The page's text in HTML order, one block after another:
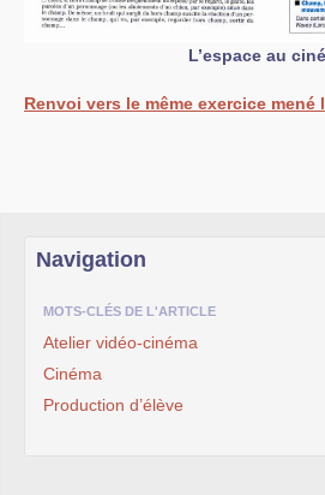
L’espace au
Renvoi vers le même exercice mené
Navigation
MOTS-CLÉS DE L'ARTICLE
Atelier vidéo-cinéma
Cinéma
Production d’élève